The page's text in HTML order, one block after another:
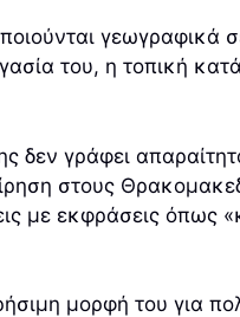
γεωγραφικά
του, η τοπική
γράφει
στους
με εκφράσεις όπως
μορφή του για